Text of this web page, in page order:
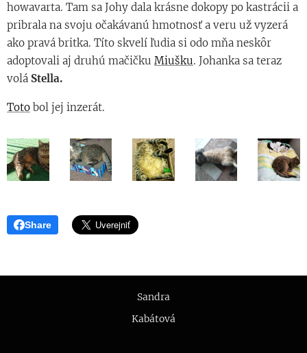
howavarta. Tam sa Johy dala krásne dokopy po kastrácii a
pribrala na svoju očakávanú hmotnosť a veru už vyzerá
ako pravá britka. Títo skvelí ľudia si odo mňa neskôr
adoptovali aj druhú mačičku Miušku. Johanka sa teraz
volá Stella.
Toto bol jej inzerát.
Share
Sandra
Kabátová